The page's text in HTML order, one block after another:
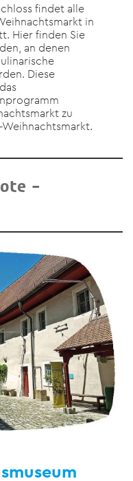
findet alle
in
Hier finden Sie
an denen
Diese
zu
–